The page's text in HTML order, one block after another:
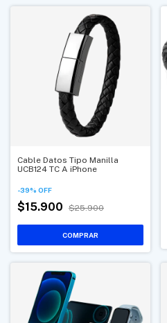
Cable Datos Tipo Manilla
UCB124 TC A iPhone
-39% OFF
$15.900 $25.900